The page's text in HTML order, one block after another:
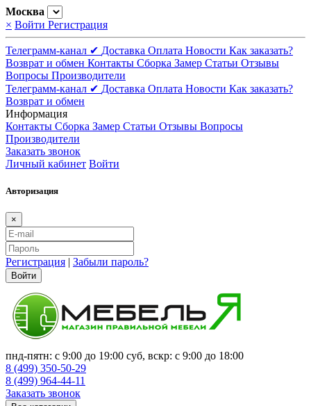
Москва
× Войти Регистрация
Телеграмм-канал ✔ Доставка Оплата Новости Как заказать?
Возврат и обмен Контакты Сборка Замер Статьи Отзывы
Вопросы Производители
Телеграмм-канал ✔ Доставка Оплата Новости Как заказать?
Возврат и обмен
Информация
Контакты Сборка Замер Статьи Отзывы Вопросы
Производители
Заказать звонок
Личный кабинет Войти
Авторизация
×
Регистрация | Забыли пароль?
Войти
пнд-пятн: с 9:00 до 19:00 суб, вскр: с 9:00 до 18:00
8 (499) 350-50-29
8 (499) 964-44-11
Заказать звонок